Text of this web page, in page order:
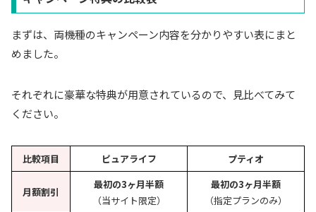
まずは、両機種のキャンペーン内容を分かりやすい表にまと
めました。
それぞれに豪華な特典が用意されているので、見比べてみて
ください。
比較項目 ピュアライフ プティオ
月額割引
最初の3ヶ月半額
（当サイト限定）
最初の3ヶ月半額
（指定プランのみ）